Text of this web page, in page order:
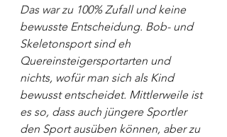
Das war zu 100% Zufall und keine
bewusste Entscheidung. Bob- und
Skeletonsport sind eh
Quereinsteigersportarten und
nichts, wofür man sich als Kind
bewusst entscheidet. Mittlerweile ist
es so, dass auch jüngere Sportler
den Sport ausüben können, aber zu